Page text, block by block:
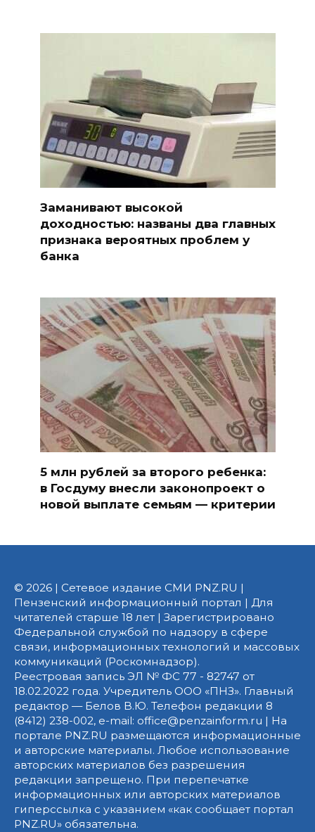
Заманивают высокой
доходностью: названы два главных
признака вероятных проблем у
банка
5 млн рублей за второго ребенка:
в Госдуму внесли законопроект о
новой выплате семьям — критерии
© 2026 | Сетевое издание СМИ PNZ.RU |
Пензенский информационный портал | Для
читателей старше 18 лет | Зарегистрировано
Федеральной службой по надзору в сфере
связи, информационных технологий и массовых
коммуникаций (Роскомнадзор).
Реестровая запись ЭЛ № ФС 77 - 82747 от
18.02.2022 года. Учредитель ООО «ПНЗ». Главный
редактор — Белов В.Ю. Телефон редакции 8
(8412) 238-002, e-mail: office@penzainform.ru | На
портале PNZ.RU размещаются информационные
и авторские материалы. Любое использование
авторских материалов без разрешения
редакции запрещено. При перепечатке
информационных или авторских материалов
гиперссылка с указанием «как сообщает портал
PNZ.RU» обязательна.